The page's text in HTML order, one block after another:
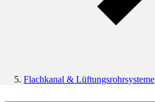
Flachkanal & Lüftungsrohrsysteme